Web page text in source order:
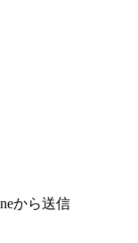
から送信